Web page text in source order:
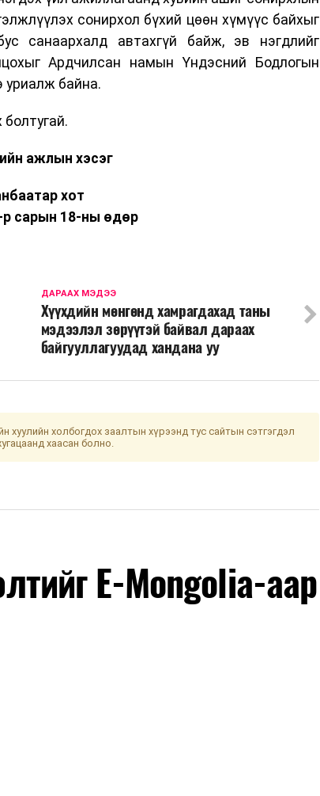
сонирхол бүхий цөөн хүмүүс байхыг
санаархалд автахгүй байж, эв нэгдлийг
Ардчилсан намын Үндэсний Бодлогын
уриалж байна.
ажлын хэсэг
хот
р сарын 18-ны өдөр
ДАРААХ МЭДЭЭ
Хүүхдийн мөнгөнд хамрагдахад таны
мэдээлэл зөрүүтэй байвал дараах
байгууллагуудад хандана уу
холбогдох заалтын хүрээнд тус сайтын сэтгэгдэл
хаасан болно.
E-Mongolia-аар